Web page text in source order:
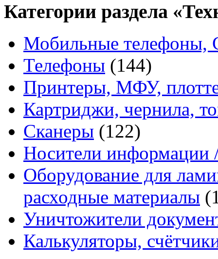
Категории раздела
Мобильные телефоны,
Телефоны (144)
Принтеры, МФУ,
Картриджи, чернила,
Сканеры (122)
Носители информации
Оборудование для
расходные материалы
Уничтожители
Калькуляторы,